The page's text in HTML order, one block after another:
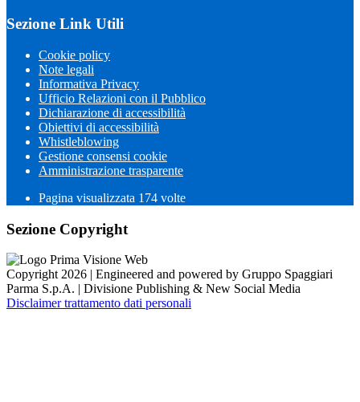
Sezione Link Utili
Cookie policy
Note legali
Informativa Privacy
Ufficio Relazioni con il Pubblico
Dichiarazione di accessibilità
Obiettivi di accessibilità
Whistleblowing
Gestione consensi cookie
Amministrazione trasparente
Pagina visualizzata 174 volte
Sezione Copyright
Copyright 2026 | Engineered and powered by Gruppo Spaggiari
Parma S.p.A. | Divisione Publishing & New Social Media
Disclaimer trattamento dati personali